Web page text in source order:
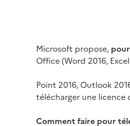
Microsoft propose,
Office (Word 2016,
Point 2016, Outlook
télécharger une licence
Comment faire pour